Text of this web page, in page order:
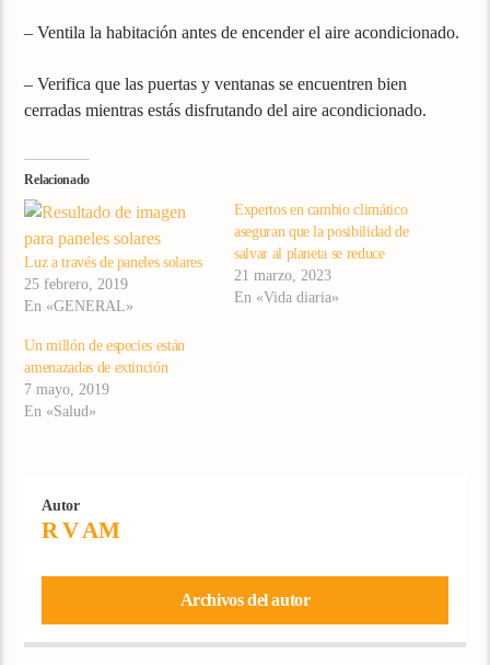
– Ventila la habitación antes de encender el aire acondicionado.
– Verifica que las puertas y ventanas se encuentren bien
cerradas mientras estás disfrutando del aire acondicionado.
Relacionado
Luz a través de paneles solares
25 febrero, 2019
En «GENERAL»
Expertos en cambio climático
aseguran que la posibilidad de
salvar al planeta se reduce
21 marzo, 2023
En «Vida diaria»
Un millón de especies están
amenazadas de extinción
7 mayo, 2019
En «Salud»
Autor
R V AM
Archivos del autor